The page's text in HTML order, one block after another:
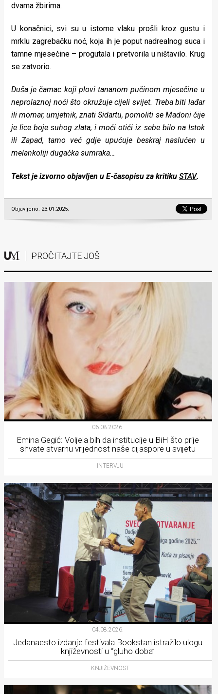
dvama žbirima.
U konačnici, svi su u istome vlaku prošli kroz gustu i
mrklu zagrebačku noć, koja ih je poput nadrealnog suca i
tamne mjesečine – progutala i pretvorila u ništavilo. Krug
se zatvorio.
Duša je čamac koji plovi tananom pučinom mjesečine u
neprolaznoj noći što okružuje cijeli svijet. Treba biti lađar
ili mornar, umjetnik, znati Sidartu, pomoliti se Madoni čije
je lice boje suhog zlata, i moći otići iz sebe bilo na Istok
ili Zapad, tamo već gdje upućuje beskraj naslućen u
melankoliji dugačka sumraka…
Tekst je izvorno objavljen u E-časopisu za kritiku STAV.
Objavljeno: 23.01.2025.
PROČITAJTE JOŠ
06.08.2026.
Emina Gegić: Voljela bih da institucije u BiH što prije
shvate stvarnu vrijednost naše dijaspore u svijetu
INTERVJU
04.08.2026.
Jedanaesto izdanje festivala Bookstan istražilo ulogu
književnosti u “gluho doba”
KNJIŽEVNOST